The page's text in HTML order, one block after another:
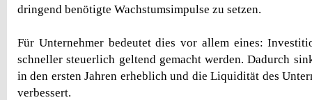
dringend benötigte Wachstumsimpulse zu setzen.
Für Unternehmer bedeutet dies vor allem eines:
schneller steuerlich geltend gemacht werden. Dadurch
in den ersten Jahren erheblich und die Liquidität des
verbessert.